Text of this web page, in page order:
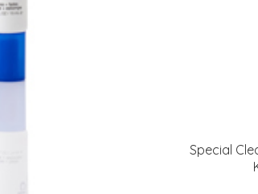
Special